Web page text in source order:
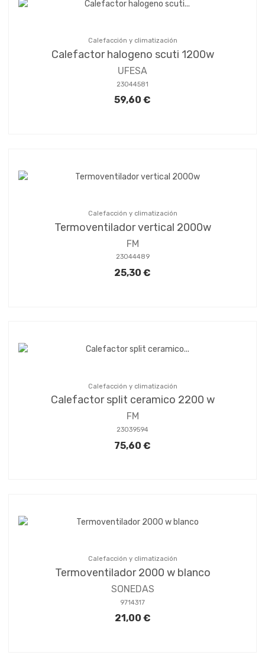
Calefacción y climatización
Calefactor halogeno scuti 1200w
UFESA
23044581
59,60 €
Calefacción y climatización
Termoventilador vertical 2000w
FM
23044489
25,30 €
Calefacción y climatización
Calefactor split ceramico 2200 w
FM
23039594
75,60 €
Calefacción y climatización
Termoventilador 2000 w blanco
SONEDAS
9714317
21,00 €